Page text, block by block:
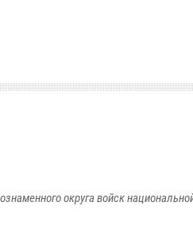
округа войск